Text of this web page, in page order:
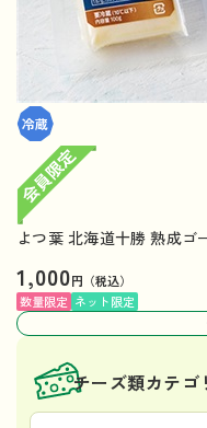
よつ葉 北海道十勝 熟成ゴ
1,000円（税込）
数量限定 ネット限定
チーズ類カテゴ